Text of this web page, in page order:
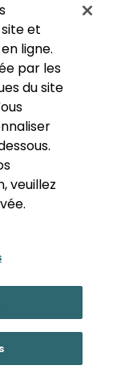
et
ligne.
par les
du site
veuillez